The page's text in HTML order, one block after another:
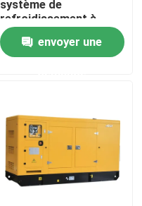
système de
refroidissement à
l'eau ISO9001
envoyer une